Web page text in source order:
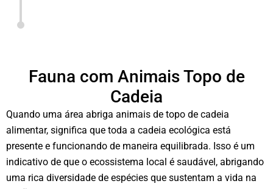
Fauna com Animais Topo de
Cadeia
Quando uma área abriga animais de topo de cadeia
alimentar, significa que toda a cadeia ecológica está
presente e funcionando de maneira equilibrada. Isso é um
indicativo de que o ecossistema local é saudável, abrigando
uma rica diversidade de espécies que sustentam a vida na